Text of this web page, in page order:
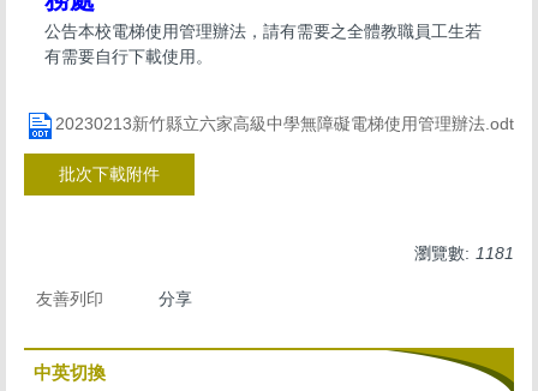
公告本校電梯使用管理辦法，請有需要之全體教職員工生若
有需要自行下載使用。
20230213新竹縣立六家高級中學無障礙電梯使用管理辦法.odt
批次下載附件
瀏覽數: 1181
友善列印 分享
中英切換